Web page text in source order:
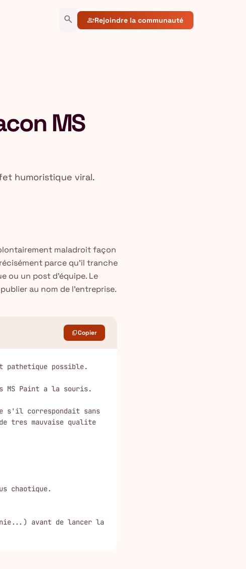
search group_addRejoindre la communauté
MS
humoristique viral.
maladroit façon
parce qu'il tranche
ou un post d'équipe. Le
au nom de l'entreprise.
content_copyCopier
pathetique possible.
MS Paint a la souris.
s'il correspondait sans
tres mauvaise qualite
chaotique.
avant de lancer la